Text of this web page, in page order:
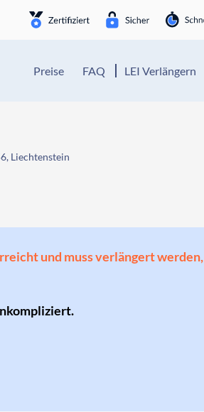
Preise FAQ LEI Verlängern
Liechtenstein
und muss verlängert